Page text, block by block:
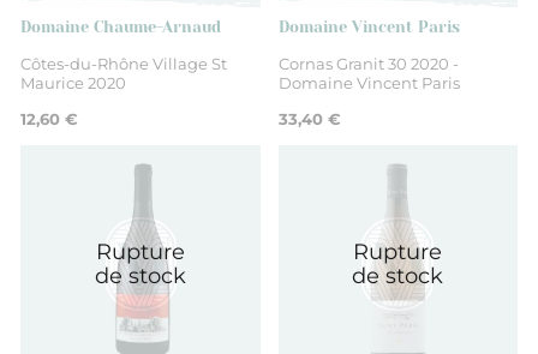
Domaine Chaume-Arnaud
Côtes-du-Rhône Village St
Maurice 2020
12,60 €
Domaine Vincent Paris
Cornas Granit 30 2020 -
Domaine Vincent Paris
33,40 €
Rupture
de stock
Rupture
de stock